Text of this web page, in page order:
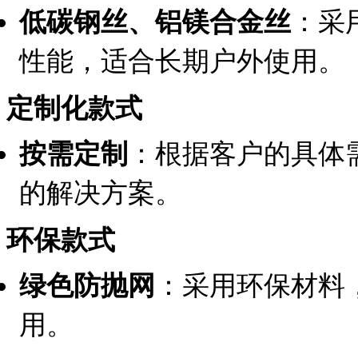
低碳钢丝、铝镁合金丝 ：
性能，适合长期户外使用。
定制化款式
按需定制 ：根据客户的具
的解决方案。
环保款式
绿色防抛网 ：采用环保材
用。